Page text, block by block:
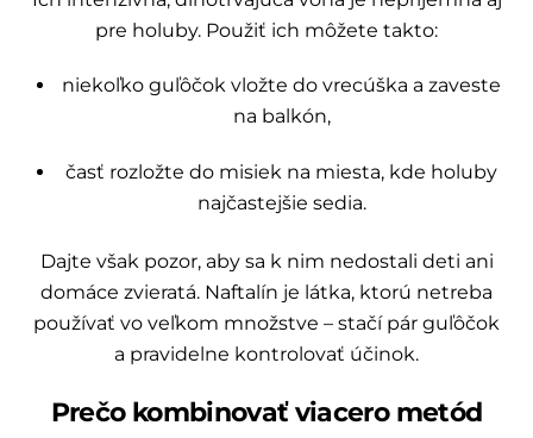
pre holuby. Použiť ich môžete takto:
niekoľko guľôčok vložte do vrecúška a zaveste
na balkón,
časť rozložte do misiek na miesta, kde holuby
najčastejšie sedia.
Dajte však pozor, aby sa k nim nedostali deti ani
domáce zvieratá. Naftalín je látka, ktorú netreba
používať vo veľkom množstve – stačí pár guľôčok
a pravidelne kontrolovať účinok.
Prečo kombinovať viacero metód